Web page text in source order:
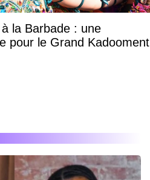
la Barbade : une
pour le Grand Kadooment